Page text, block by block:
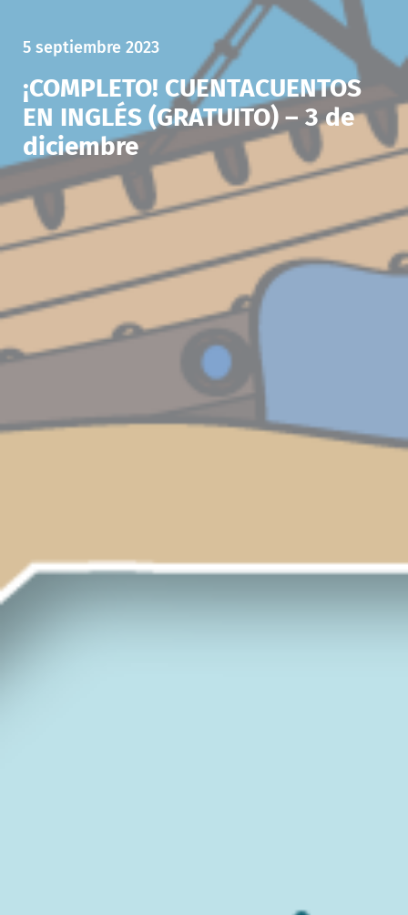
5 septiembre 2023
¡COMPLETO! CUENTACUENTOS
EN INGLÉS (GRATUITO) – 3 de
diciembre